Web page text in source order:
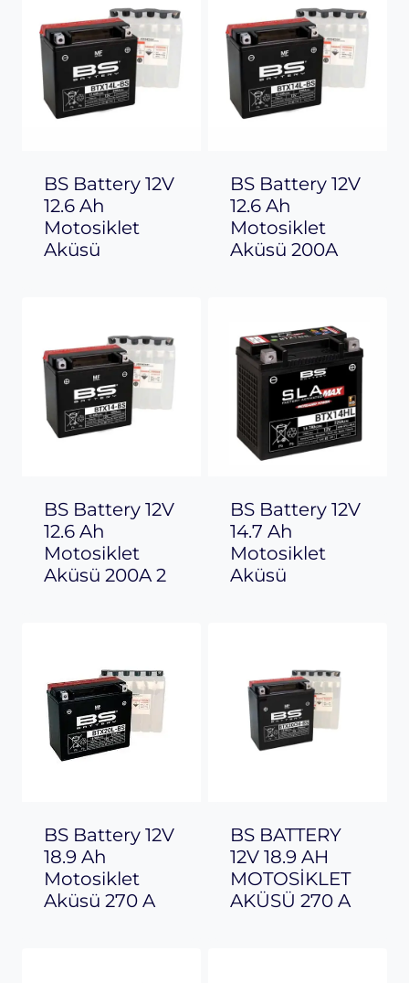
BS Battery 12V
12.6 Ah
Motosiklet
Aküsü
BS Battery 12V
12.6 Ah
Motosiklet
Aküsü 200A
BS Battery 12V
12.6 Ah
Motosiklet
Aküsü 200A 2
BS Battery 12V
14.7 Ah
Motosiklet
Aküsü
BS Battery 12V
18.9 Ah
Motosiklet
Aküsü 270 A
BS BATTERY
12V 18.9 AH
MOTOSİKLET
AKÜSÜ 270 A